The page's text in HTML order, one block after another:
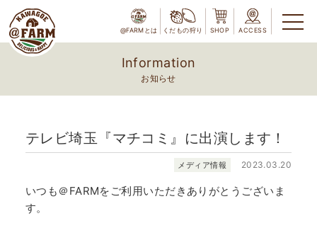
@FARMとは くだもの狩り SHOP ACCESS
Information
お知らせ
テレビ埼玉『マチコミ』に出演します！
メディア情報 2023.03.20
いつも＠FARMをご利用いただきありがとうございま
す。